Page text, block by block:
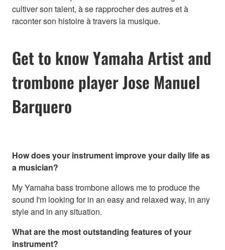
cultiver son talent, à se rapprocher des autres et à
raconter son histoire à travers la musique.
Get to know Yamaha Artist and
trombone player Jose Manuel
Barquero
How does your instrument improve your daily life as
a musician?
My Yamaha bass trombone allows me to produce the
sound I'm looking for in an easy and relaxed way, in any
style and in any situation.
What are the most outstanding features of your
instrument?